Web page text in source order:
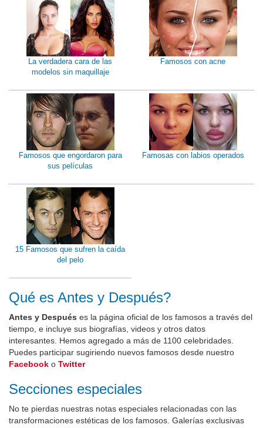
La verdadera cara de las
modelos sin maquillaje
Famosos con acne
Famosos que engordaron para
sus películas
Famosas con labios operados
15 Famosos que sufren la caída
del pelo
Qué es Antes y Después?
Antes y Después es la página oficial de los famosos a través del
tiempo, e incluye sus biografías, videos y otros datos
interesantes. Hemos agregado a más de 1100 celebridades.
Puedes participar sugiriendo nuevos famosos desde nuestro
Facebook o Twitter
Secciones especiales
No te pierdas nuestras notas especiales relacionadas con las
transformaciones estéticas de los famosos. Galerías exclusivas